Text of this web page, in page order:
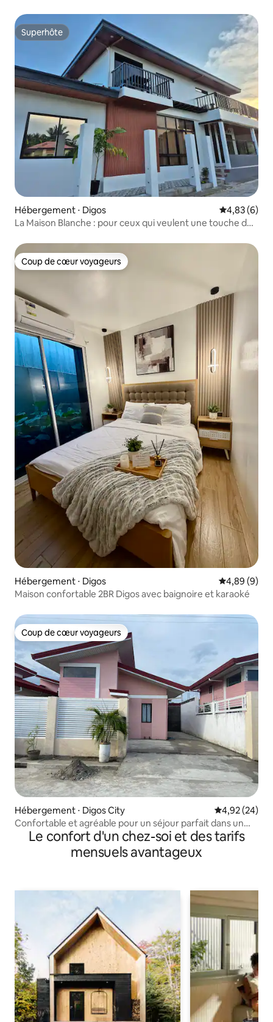
Superhôte
Superhôte
Hébergement ⋅ Digos Évaluation
4,83 (6)
La Maison Blanche : pour ceux qui veulent une touche de
Coup de cœur voyageurs
Coup de cœur voyageurs
Hébergement ⋅ Digos Évaluation
4,89 (9)
Maison confortable 2BR Digos avec baignoire et karaoké
Coup de cœur voyageurs
Coup de cœur voyageurs
Hébergement ⋅ Digos City Évaluation
4,92 (24)
Confortable et agréable pour un séjour parfait dans un
Le confort d'un chez-soi et des tarifs
mensuels avantageux